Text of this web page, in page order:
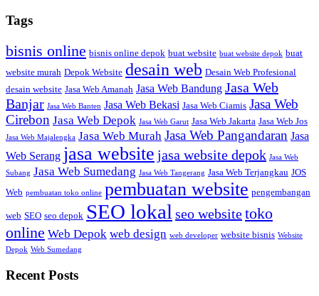
Tags
bisnis online bisnis online depok buat website buat website depok buat
website murah Depok Website desain web Desain Web Profesional
desain website Jasa Web Amanah Jasa Web Bandung Jasa Web
Banjar Jasa Web Banten Jasa Web Bekasi Jasa Web Ciamis Jasa Web
Cirebon Jasa Web Depok Jasa Web Garut Jasa Web Jakarta Jasa Web Jos
Jasa Web Majalengka Jasa Web Murah Jasa Web Pangandaran Jasa
Web Serang jasa website jasa website depok Jasa Web
Subang Jasa Web Sumedang Jasa Web Tangerang Jasa Web Terjangkau JOS
Web pembuatan toko online pembuatan website pengembangan
web SEO seo depok SEO lokal seo websitetoko
online Web Depok web design web developer website bisnis Website
Depok Web Sumedang
Recent Posts